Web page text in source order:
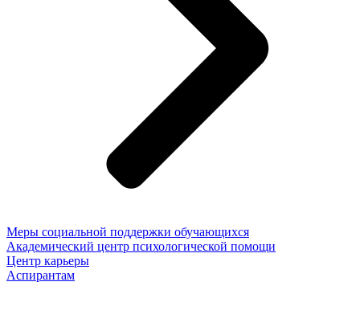
Меры социальной поддержки обучающихся
Академический центр психологической помощи
Центр карьеры
Аспирантам